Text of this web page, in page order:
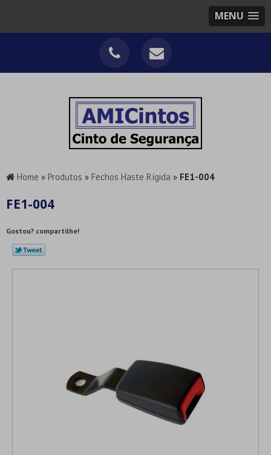
MENU
Home » Produtos » Fechos Haste Rígida » FE1-004
FE1-004
Gostou? compartilhe!